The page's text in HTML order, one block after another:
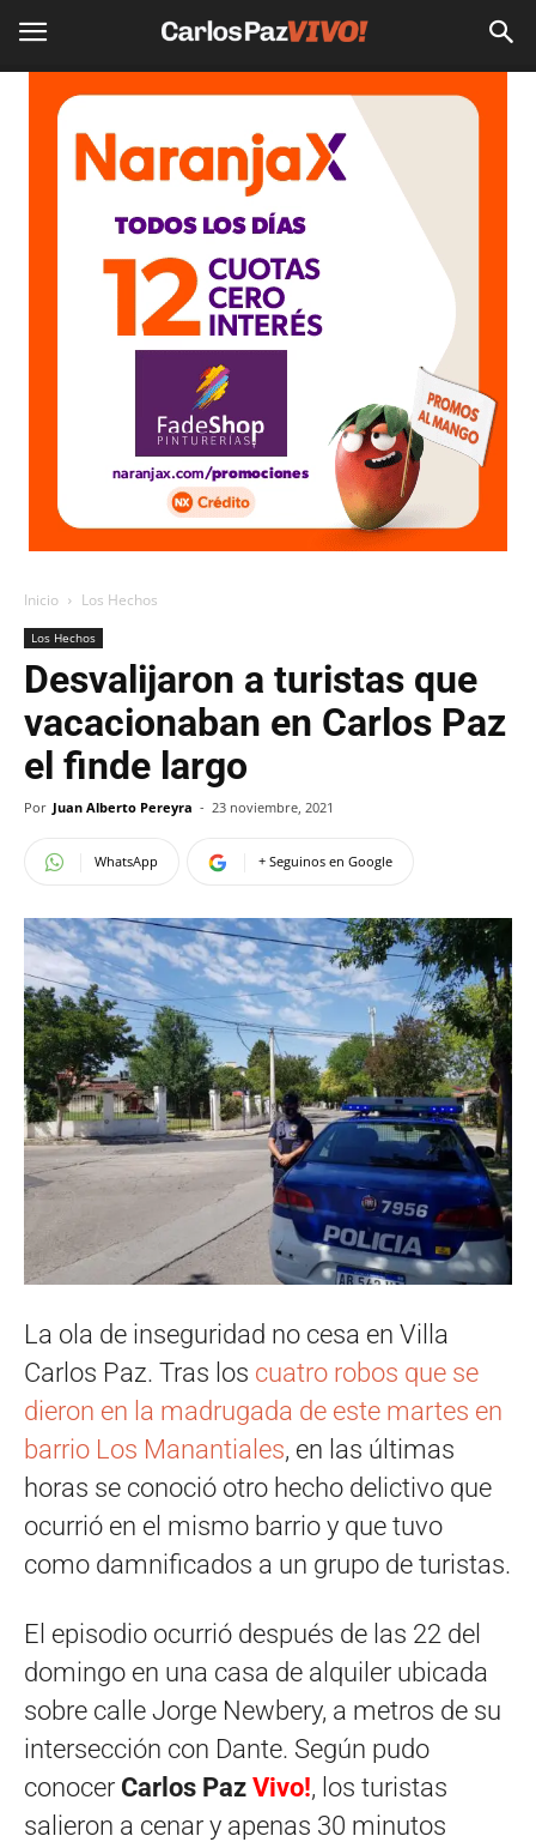
Inicio Los Hechos
Los Hechos
Desvalijaron a turistas que
vacacionaban en Carlos Paz
el finde largo
Por Juan Alberto Pereyra - 23 noviembre, 2021
WhatsApp + Seguinos en Google
La ola de inseguridad no cesa en Villa
Carlos Paz. Tras los cuatro robos que se
dieron en la madrugada de este martes en
barrio Los Manantiales, en las últimas
horas se conoció otro hecho delictivo que
ocurrió en el mismo barrio y que tuvo
como damnificados a un grupo de turistas.
El episodio ocurrió después de las 22 del
domingo en una casa de alquiler ubicada
sobre calle Jorge Newbery, a metros de su
intersección con Dante. Según pudo
conocer Carlos Paz Vivo!, los turistas
salieron a cenar y apenas 30 minutos